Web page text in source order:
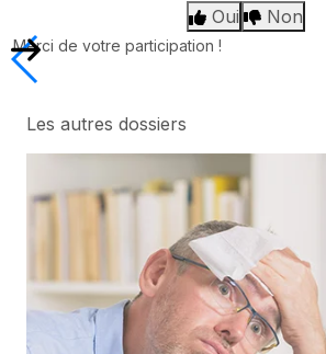
Oui Non
Merci de votre participation !
Les autres dossiers